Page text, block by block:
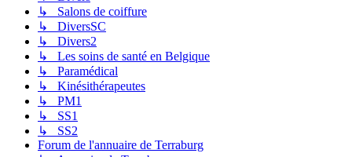
↳ Salons de coiffure
↳ DiversSC
↳ Divers2
↳ Les soins de santé en Belgique
↳ Paramédical
↳ Kinésithérapeutes
↳ PM1
↳ SS1
↳ SS2
Forum de l'annuaire de Terraburg